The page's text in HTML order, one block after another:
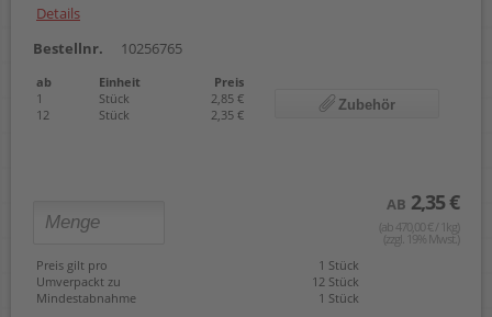
Details
Bestellnr.
10256765
ab Einheit
Preis
1
Stück
2,85 €
12
Stück 2,35 €
Zubehör
AB 2,35 €
(ab 470,00 € / 1kg)
(zzgl. 19% Mwst.)
Preis gilt pro
1 Stück
Umverpackt zu
12 Stück
Mindestabnahme
1 Stück